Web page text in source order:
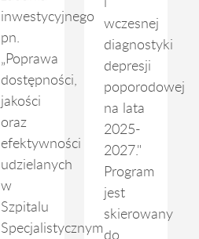
inwestycyjnego
pn.
„Poprawa
dostępności,
jakości
oraz
efektywności
udzielanych
w
Szpitalu
Specjalistycznym
i
wczesnej
diagnostyki
depresji
poporodowej
na lata
2025-
2027."
Program
jest
skierowany
do